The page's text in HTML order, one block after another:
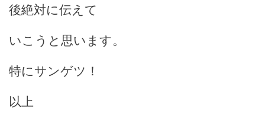
後絶対に伝えて
いこうと思います。
特にサンゲツ！
以上